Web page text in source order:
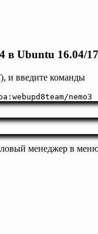
в Ubuntu 16.04/
и введите команды
nemo3
менеджер в